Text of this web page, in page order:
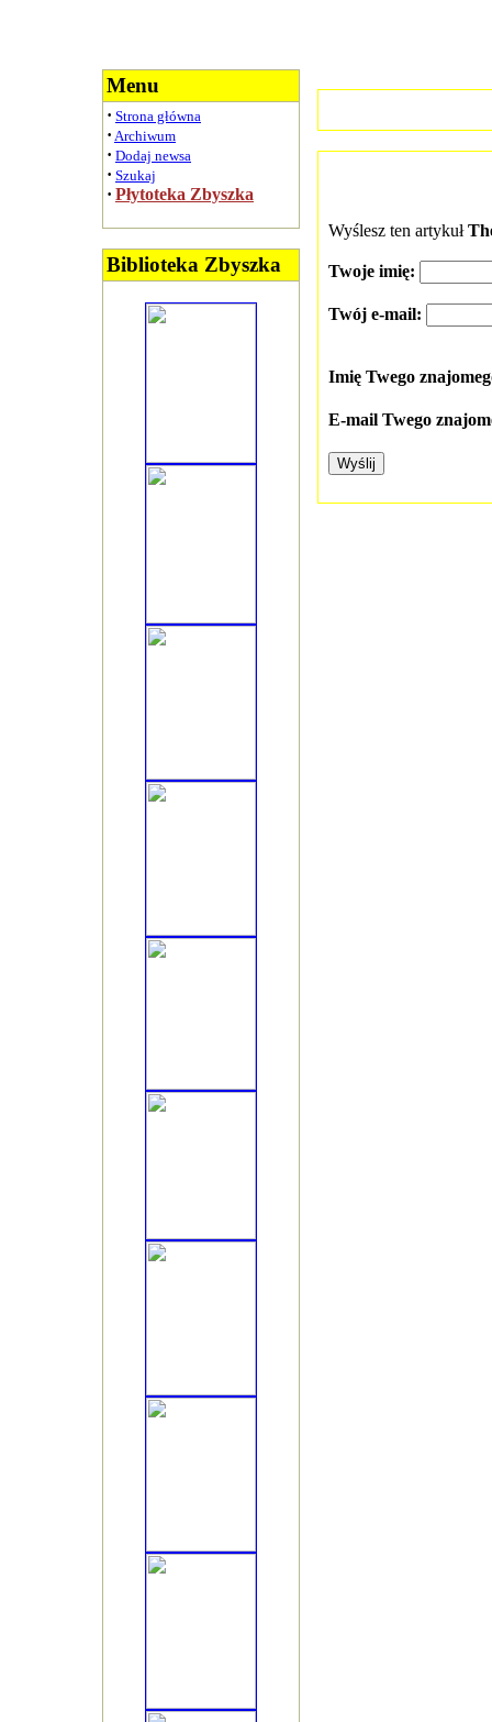
Menu
· Strona główna
· Archiwum
· Dodaj newsa
· Szukaj
· Płytoteka Zbyszka
Biblioteka Zbyszka
Wyślesz ten artykuł
Twoje imię:
Twój e-mail:
Imię Twego
E-mail Twego